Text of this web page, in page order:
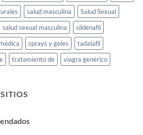
salud masculina
Salud Sexual
salud sexual masculina
sildenafil
sprays y geles
tadalafil
tratamiento de viagra genérico